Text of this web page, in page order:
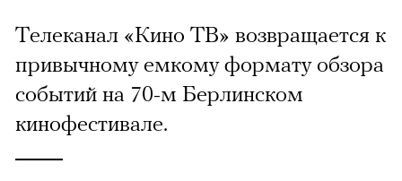
Телеканал «Кино ТВ» возвращается к
привычному емкому формату обзора
событий на 70-м Берлинском
кинофестивале.